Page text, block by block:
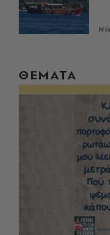
ΘΕΜΑΤΑ